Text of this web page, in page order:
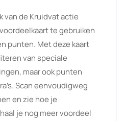
van de Kruidvat actie
te gebruiken
punten. Met deze kaart
van speciale
maar ook punten
Scan eenvoudigweg
en zie hoe je
je nog meer voordeel